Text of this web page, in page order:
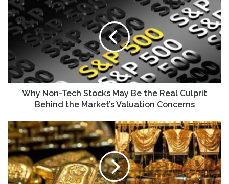
Non-
Tech
Stocks
Be
the
Real
Culprit
Behind
Valuation
Concerns
Why Non-Tech Stocks May Be the Real Culprit
Behind the Market’s Valuation Concerns
Moroccan
Jewelers
to
Launch
Gold
Import